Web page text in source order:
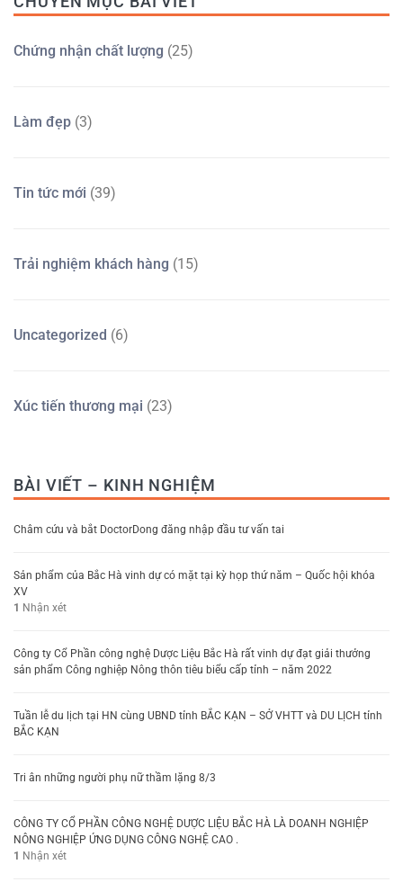
Chứng nhận chất lượng (25)
Làm đẹp (3)
Tin tức mới (39)
Trải nghiệm khách hàng (15)
Uncategorized (6)
Xúc tiến thương mại (23)
BÀI VIẾT – KINH NGHIỆM
Châm cứu và bắt DoctorDong đăng nhập đầu tư vấn tai
Sản phẩm của Bắc Hà vinh dự có mặt tại kỳ họp thứ năm – Quốc hội khóa
XV
1 Nhận xét
Công ty Cổ Phần công nghệ Dược Liệu Bắc Hà rất vinh dự đạt giải thưởng
sản phẩm Công nghiệp Nông thôn tiêu biểu cấp tỉnh – năm 2022
Tuần lễ du lịch tại HN cùng UBND tỉnh BẮC KẠN – SỞ VHTT và DU LỊCH tỉnh
BẮC KẠN
Tri ân những người phụ nữ thầm lặng 8/3
CÔNG TY CỔ PHẦN CÔNG NGHỆ DƯỢC LIỆU BẮC HÀ LÀ DOANH NGHIỆP
NÔNG NGHIỆP ỨNG DỤNG CÔNG NGHỆ CAO .
1 Nhận xét